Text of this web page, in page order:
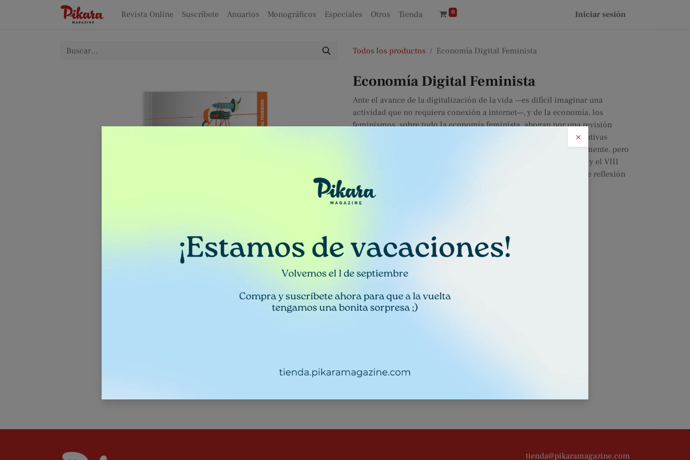
Revista Online Suscríbete Anuarios Monográficos Especiales Otros Tienda 0 Iniciar sesión
Todos los productos Economía Digital Feminista
Economía Digital Feminista
Ante el avance de la digitalización de la vida —es difícil imaginar una
actividad que no requiera conexión a internet—, y de la economía, los
feminismos, sobre todo la economía feminista, abogan por una revisión
crítica de los usos y los poderes de la red mientras se tejen alternativas
pensadas desde lo común y lo comunitario. Queda mucho, obviamente, pero
este monográfico, fruto de la colaboración entre Pikara Magazine y el VIII
Congreso de Economía Feminista, trata de trazar algunas líneas de reflexión
y construcción.
5,00
AÑADIR A LA CESTA
Términos y condiciones
Envío: 2-3 días laborables
×
tienda@pikaramagazine.com